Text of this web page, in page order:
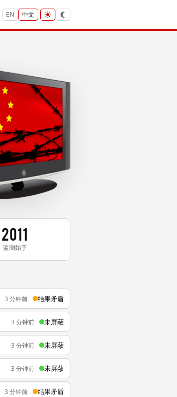
EN 中文
2011
监测始于
3 分钟前 结果矛盾
3 分钟前 未屏蔽
3 分钟前 未屏蔽
3 分钟前 未屏蔽
3 分钟前 结果矛盾